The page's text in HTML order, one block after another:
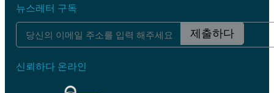
뉴스레터 구독
제출하다
신뢰하다 온라인